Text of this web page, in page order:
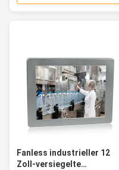
Fanless industrieller 12
Zoll-versiegelte